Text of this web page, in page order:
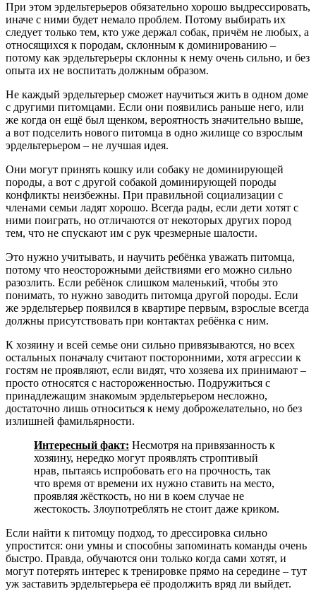
При этом эрдельтерьеров обязательно хорошо выдрессировать,
иначе с ними будет немало проблем. Потому выбирать их
следует только тем, кто уже держал собак, причём не любых, а
относящихся к породам, склонным к доминированию –
потому как эрдельтерьеры склонны к нему очень сильно, и без
опыта их не воспитать должным образом.
Не каждый эрдельтерьер сможет научиться жить в одном доме
с другими питомцами. Если они появились раньше него, или
же когда он ещё был щенком, вероятность значительно выше,
а вот подселить нового питомца в одно жилище со взрослым
эрдельтерьером – не лучшая идея.
Они могут принять кошку или собаку не доминирующей
породы, а вот с другой собакой доминирующей породы
конфликты неизбежны. При правильной социализации с
членами семьи ладят хорошо. Всегда рады, если дети хотят с
ними поиграть, но отличаются от некоторых других пород
тем, что не спускают им с рук чрезмерные шалости.
Это нужно учитывать, и научить ребёнка уважать питомца,
потому что неосторожными действиями его можно сильно
разозлить. Если ребёнок слишком маленький, чтобы это
понимать, то нужно заводить питомца другой породы. Если
же эрдельтерьер появился в квартире первым, взрослые всегда
должны присутствовать при контактах ребёнка с ним.
К хозяину и всей семье они сильно привязываются, но всех
остальных поначалу считают посторонними, хотя агрессии к
гостям не проявляют, если видят, что хозяева их принимают –
просто относятся с настороженностью. Подружиться с
принадлежащим знакомым эрдельтерьером несложно,
достаточно лишь относиться к нему доброжелательно, но без
излишней фамильярности.
Интересный факт: Несмотря на привязанность к
хозяину, нередко могут проявлять строптивый
нрав, пытаясь испробовать его на прочность, так
что время от времени их нужно ставить на место,
проявляя жёсткость, но ни в коем случае не
жестокость. Злоупотреблять не стоит даже криком.
Если найти к питомцу подход, то дрессировка сильно
упростится: они умны и способны запоминать команды очень
быстро. Правда, обучаются они только когда сами хотят, и
могут потерять интерес к тренировке прямо на середине – тут
уж заставить эрдельтерьера её продолжить вряд ли выйдет.